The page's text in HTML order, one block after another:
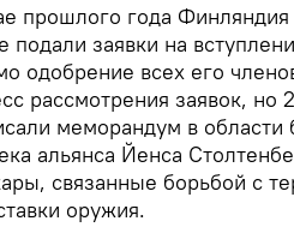
прошлого года
подали заявки на
одобрение всех его
рассмотрения заявок,
меморандум в области
альянса Йенса
связанные борьбой с
оружия.